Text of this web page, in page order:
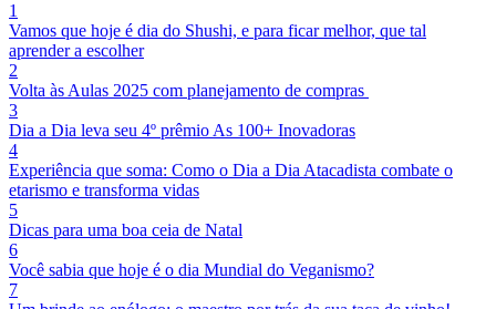
1
Vamos que hoje é dia do Shushi, e para ficar melhor, que tal
aprender a escolher
2
Volta às Aulas 2025 com planejamento de compras
3
Dia a Dia leva seu 4º prêmio As 100+ Inovadoras
4
Experiência que soma: Como o Dia a Dia Atacadista combate o
etarismo e transforma vidas
5
Dicas para uma boa ceia de Natal
6
Você sabia que hoje é o dia Mundial do Veganismo?
7